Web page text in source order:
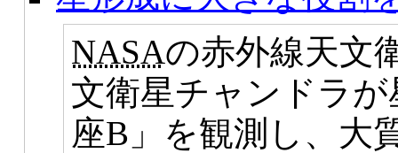
NASAの赤外線天文
文衛星チャンドラ
座B」を観測し、大